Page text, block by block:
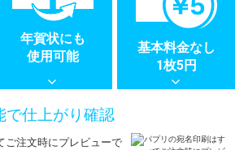
年賀状にも
使用可能
基本料金なし
1枚5円
で仕上がり確認
ご注文時にプレビューで